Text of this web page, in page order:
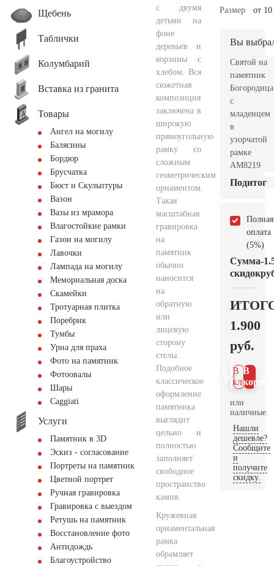
Щебень
Таблички
Колумбарий
Вставка из гранита
Товары
Ангел на могилу
Балясины
Бордюр
Брусчатка
Бюст и Скульптуры
Вазон
Вазы из мрамора
Влагостойкие рамки
Газон на могилу
Лавочки
Лампада на могилу
Мемориальная доска
Скамейки
Тротуарная плитка
Поребрик
Тумбы
Урна для праха
Фото на памятник
Фотоовалы
Шары
Сaggiati
Услуги
Памятник в 3D
Эскиз - согласование
Портреты на памятник
Цветной портрет
Ручная гравировка
Гравировка с выездом
Ретушь на памятник
Восстановление фото
Антидождь
Благоустройство
с двумя
детьми на
фоне
деревьев и
корзины с
хлебом. Вся
сюжетная
композиция
заключена в
широкую
прямоугольную
рамку со
сложным
геометрическим
орнаментом.
Такая
масштабная
гравировка
на
памятник
обычно
наносится
на
обратную
или
лицевую
сторону
стелы.
Подобное
классическое
оформление
памятника
выглядит
цельно и
полностью
заполняет
свободное
пространство
камня.
Кружевная
орнаментальная
рамка
обрамляет
Размер
от
Вы
Святой на
памятник
Богородица
с
младенцем
в
узорчатой
рамке
AM8219
Подитог
Полная
оплата
(5%)
Сумма
скидок
-
1.900
руб.
В
В 1
клик
или
наличные.
Нашли
дешевле?
Сообщите
и
получите
скидку.